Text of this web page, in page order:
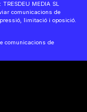
TRESDEU MEDIA SL
comunicacions de
limitació i oposició.
comunicacions de